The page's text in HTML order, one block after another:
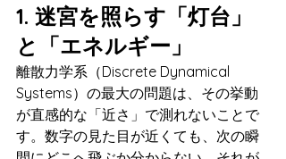
1. 迷宮を照らす「灯台」
と「エネルギー」
離散力学系（Discrete Dynamical
Systems）の最大の問題は、その挙動
が直感的な「近さ」で測れないことで
す。数字の見た目が近くても、次の瞬